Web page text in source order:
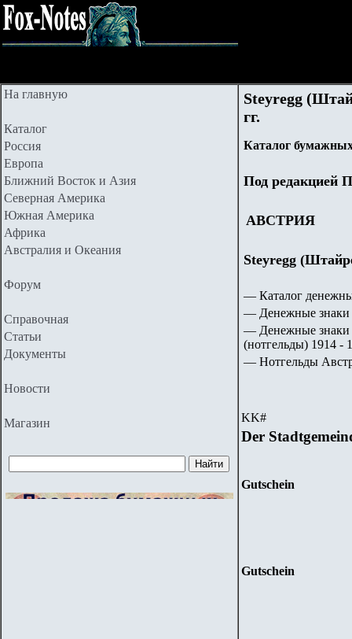
На главную
Каталог
Россия
Европа
Ближний Восток и Азия
Северная Америка
Южная Америка
Африка
Австралия и Океания
Форум
Справочная
Статьи
Документы
Новости
Магазин
Steyregg
гг.
Каталог
Под редакцией
АВСТРИЯ
Steyregg
— Каталог
— Денежные знаки
— Денежные знаки
(нотгельды) 1914 -
— Нотгельды
KK#
Der
Gutschein
Gutschein